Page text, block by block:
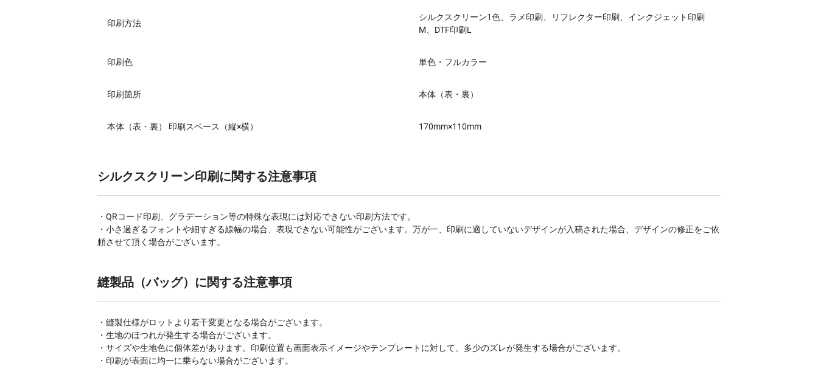
印刷方法
シルクスクリーン1色、ラメ印刷、リフレクター印刷、インクジェット印刷
M、DTF印刷L
印刷色 単色・フルカラー
印刷箇所 本体（表・裏）
本体（表・裏） 印刷スペース（縦×横） 170mm×110mm
シルクスクリーン印刷に関する注意事項
・QRコード印刷、グラデーション等の特殊な表現には対応できない印刷方法です。
・小さ過ぎるフォントや細すぎる線幅の場合、表現できない可能性がございます。万が一、印刷に適していないデザインが入稿された場合、デザインの修正をご依
頼させて頂く場合がございます。
縫製品（バッグ）に関する注意事項
・縫製仕様がロットより若干変更となる場合がございます。
・生地のほつれが発生する場合がございます。
・サイズや生地色に個体差があります。印刷位置も画面表示イメージやテンプレートに対して、多少のズレが発生する場合がございます。
・印刷が表面に均一に乗らない場合がございます。